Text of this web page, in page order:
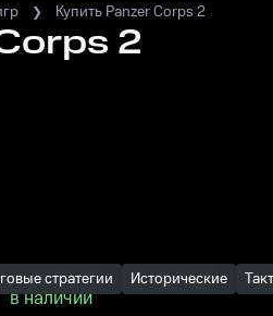
Купить Panzer Corps 2
2
стратегии Исторические
в наличии